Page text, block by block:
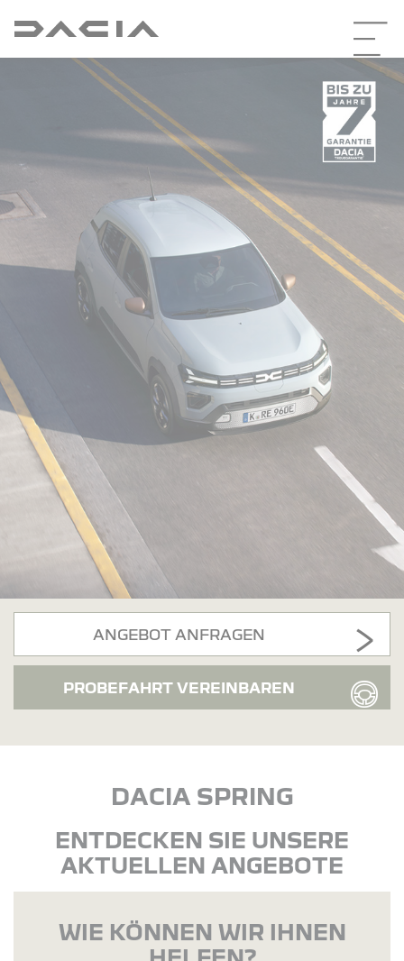
ANGEBOT ANFRAGEN
PROBEFAHRT VEREINBAREN
DACIA SPRING
ENTDECKEN SIE UNSERE
AKTUELLEN ANGEBOTE
WIE KÖNNEN WIR IHNEN